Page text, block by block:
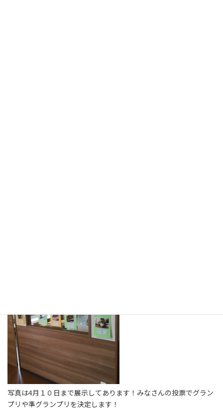
写真は4月１０日まで展示してあります！みなさんの投票でグラン
プリや準グランプリを決定します！